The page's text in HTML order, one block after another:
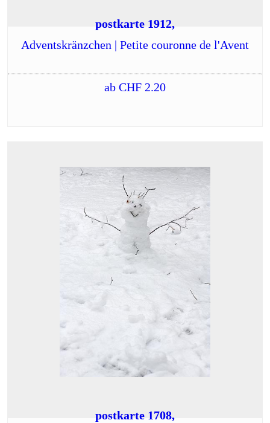
postkarte 1912,
Adventskränzchen | Petite couronne de l'Avent
ab CHF 2.20
postkarte 1708,